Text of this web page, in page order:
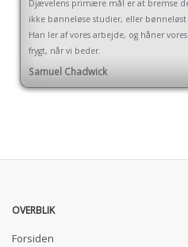
Djævelens primære mål er at bremse
ikke bønneløse studier, eller
Han ler af vores arbejde, og håner
frygt, når vi beder.
Samuel Chadwick
OVERBLIK
Forsiden